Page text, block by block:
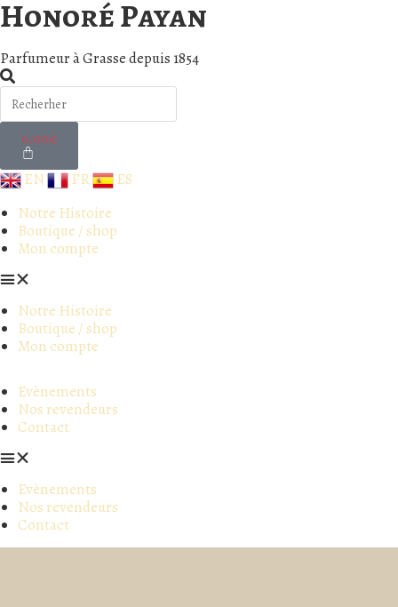
Honoré Payan
Parfumeur à Grasse depuis 1854
0,00€
EN FR
ES
Notre Histoire
Boutique / shop
Mon compte
Notre Histoire
Boutique / shop
Mon compte
Evènements
Nos revendeurs
Contact
Evènements
Nos revendeurs
Contact